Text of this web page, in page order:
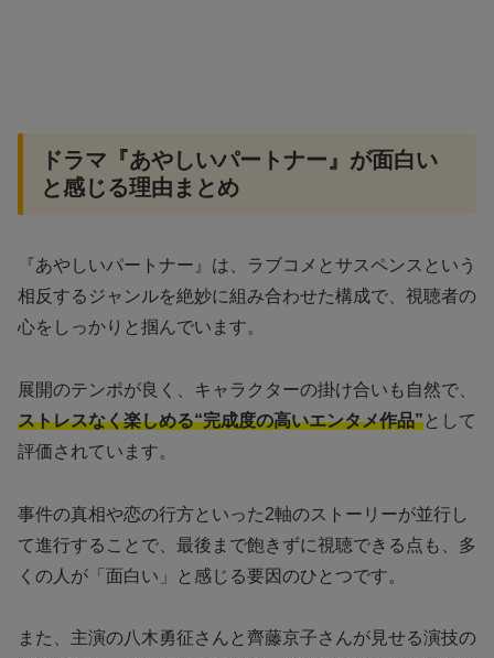
ドラマ『あやしいパートナー』が面白い
と感じる理由まとめ
『あやしいパートナー』は、ラブコメとサスペンスという
相反するジャンルを絶妙に組み合わせた構成で、視聴者の
心をしっかりと掴んでいます。
展開のテンポが良く、キャラクターの掛け合いも自然で、
ストレスなく楽しめる“完成度の高いエンタメ作品”として
評価されています。
事件の真相や恋の行方といった2軸のストーリーが並行し
て進行することで、最後まで飽きずに視聴できる点も、多
くの人が「面白い」と感じる要因のひとつです。
また、主演の八木勇征さんと齊藤京子さんが見せる演技の